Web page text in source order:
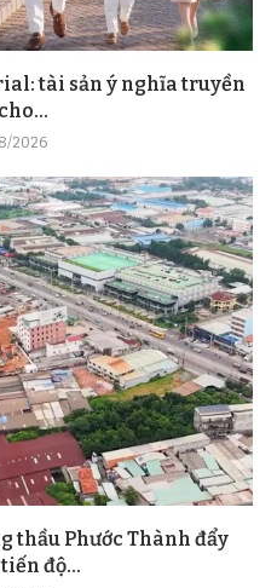
tài sản ý nghĩa truyền
2026
thầu Phước Thành đẩy
độ...